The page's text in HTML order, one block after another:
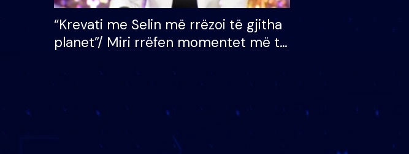
“Krevati me Selin më rrëzoi të gjitha
planet”/ Miri rrëfen momentet më të
mungojë zilja e mëngjesit kur…